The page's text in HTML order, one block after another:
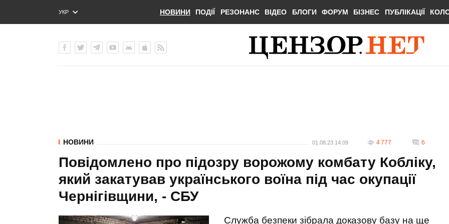
УКР
ENG
НОВИНИ ПОДІЇ РЕЗОНАНС ВІДЕО БЛОГИ ФОРУМ БІЗНЕС ПУБЛІКАЦІЇ
НОВИНИ 01.08.23 14:09 4 777 6
Повідомлено про підозру ворожому комбату Кобліку,
який закатував українського воїна під час окупації
Чернігівщини, - СБУ
Служба безпеки зібрала доказову базу на ще